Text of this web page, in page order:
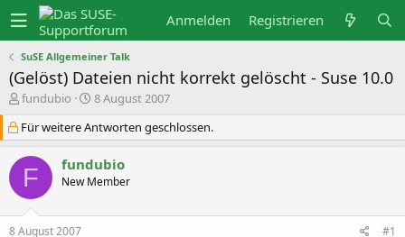
Anmelden Registrieren
SuSE Allgemeiner Talk
(Gelöst) Dateien nicht korrekt gelöscht - Suse 10.0
E
s
t
e
fundubio
E
s
t
l
l
m
8 August 2007
Für weitere Antworten geschlossen.
F fundubio
New Member
8 August 2007 #1